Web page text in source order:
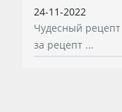
24-11-2022
Чудесный рецепт
за рецепт ...